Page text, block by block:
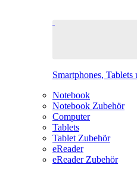
Smartphones, Tablets
Notebook
Notebook Zubehör
Computer
Tablets
Tablet Zubehör
eReader
eReader Zubehör